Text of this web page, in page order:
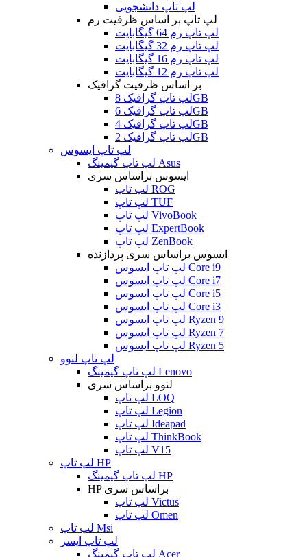
لپ تاپ دانشجویی
لپ تاپ بر اساس ظرفیت رم
لپ تاپ رم 64 گیگابایت
لپ تاپ رم 32 گیگابایت
لپ تاپ رم 16 گیگابایت
لپ تاپ رم 12 گیگابایت
بر اساس ظرفیت گرافیک
لپ تاپ گرافیک 8GB
لپ تاپ گرافیک 6GB
لپ تاپ گرافیک 4GB
لپ تاپ گرافیک 2GB
لپ تاپ ایسوس
لپ تاپ گیمینگ Asus
ایسوس براساس سری
لپ تاپ ROG
لپ تاپ TUF
لپ تاپ VivoBook
لپ تاپ ExpertBook
لپ تاپ ZenBook
ایسوس براساس سری پردازنده
لپ تاپ ایسوس Core i9
لپ تاپ ایسوس Core i7
لپ تاپ ایسوس Core i5
لپ تاپ ایسوس Core i3
لپ تاپ ایسوس Ryzen 9
لپ تاپ ایسوس Ryzen 7
لپ تاپ ایسوس Ryzen 5
لپ تاپ لنوو
لپ تاپ گیمینگ Lenovo
لنوو براساس سری
لپ تاپ LOQ
لپ تاپ Legion
لپ تاپ Ideapad
لپ تاپ ThinkBook
لپ تاپ V15
لپ تاپ HP
لپ تاپ گیمینگ HP
HP براساس سری
لپ تاپ Victus
لپ تاپ Omen
لپ تاپ Msi
لپ تاپ ایسر
لپ تاپ گیمینگ Acer